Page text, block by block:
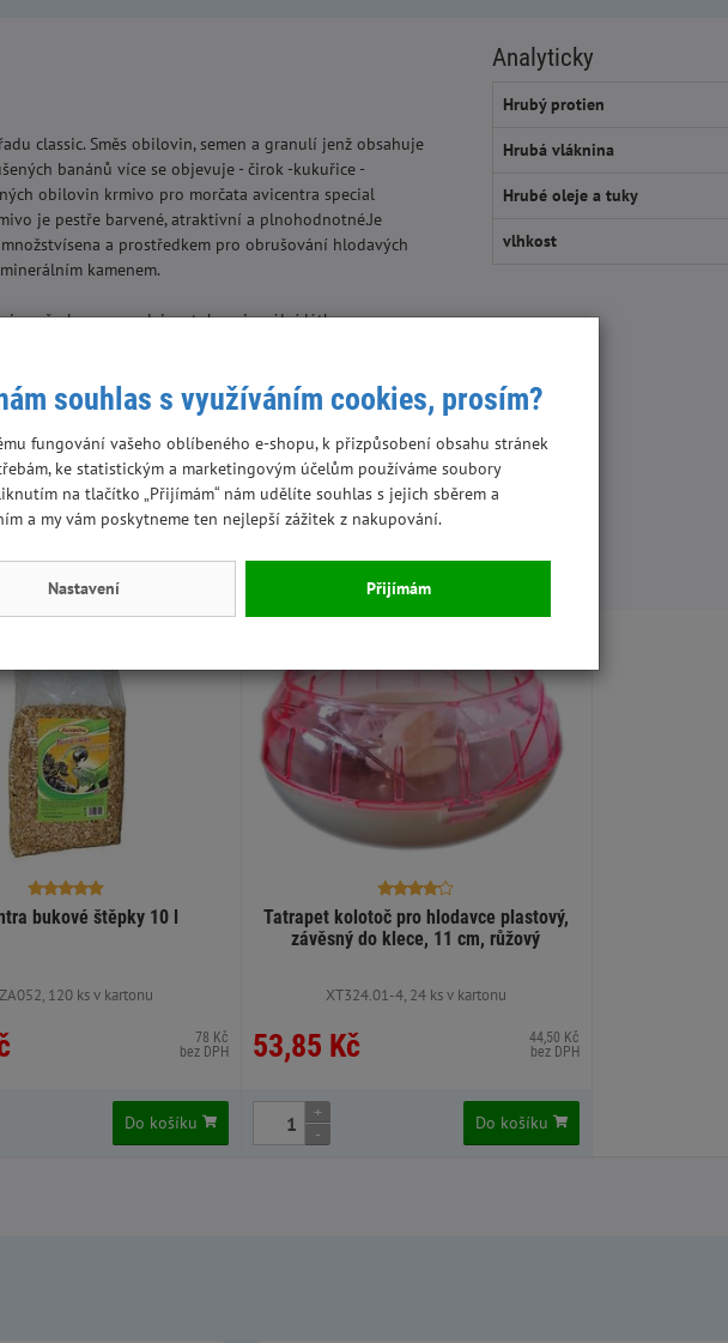
classic. Směs obilovin, semen a granulí jenž obsahuje
banánů více se objevuje - čirok -kukuřice -
obilovin krmivo pro morčata avicentra special
je pestře barvené, atraktivní a plnohodnotné.Je
a prostředkem pro obrušování hlodavých
kamenem.
ovoce,oleje a tuky, minerální látky,
zajistit přístup k pitné vodě nejlépe pomocínapaječky pro
Analyticky
Hrubý protien
Hrubá vláknina
Hrubé oleje a tuky
vlhkost
bukové štěpky 10 l
120 ks v kartonu
78 Kč
bez DPH
Do košíku
Tatrapet kolotoč pro hlodavce plastový,
závěsný do klece, 11 cm, růžový
XT324.01-4, 24 ks v kartonu
53,85 Kč
44,50 Kč
bez DPH
+
-
Do košíku
souhlas s využíváním cookies, prosím?
fungování vašeho oblíbeného e-shopu, k přizpůsobení obsahu stránek
ke statistickým a marketingovým účelům používáme soubory
na tlačítko „Přijímám“ nám udělíte souhlas s jejich sběrem a
a my vám poskytneme ten nejlepší zážitek z nakupování.
Nastavení Přijímám